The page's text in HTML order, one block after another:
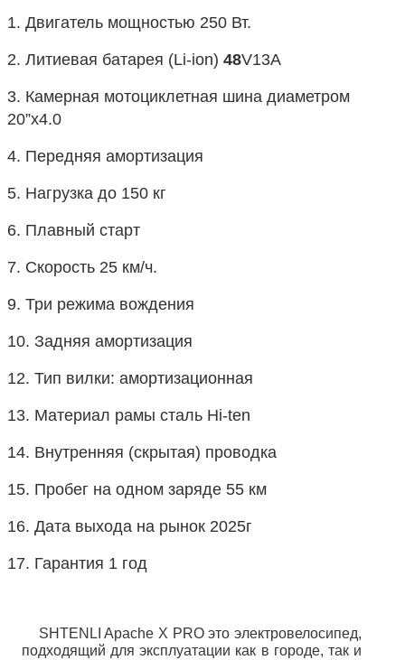
1. Двигатель мощностью 250 Вт.
2. Литиевая батарея (Li-ion) 48V13A
3. Камерная мотоциклетная шина диаметром
20”х4.0
4. Передняя амортизация
5. Нагрузка до 150 кг
6. Плавный старт
7. Скорость 25 км/ч.
9. Три режима вождения
10. Задняя амортизация
12. Тип вилки: амортизационная
13. Материал рамы сталь Hi-ten
14. Внутренняя (скрытая) проводка
15. Пробег на одном заряде 55 км
16. Дата выхода на рынок 2025г
17. Гарантия 1 год
SHTENLI Apache X PRO это электровелосипед,
подходящий для эксплуатации как в городе, так и